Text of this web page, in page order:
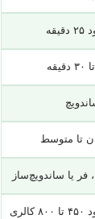
تا متوسط
فر یا ساندویچ‌ساز
کالری